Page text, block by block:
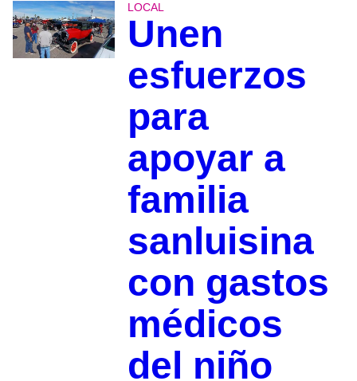
LOCAL
Unen
esfuerzos
para
apoyar a
familia
sanluisina
con gastos
médicos
del niño